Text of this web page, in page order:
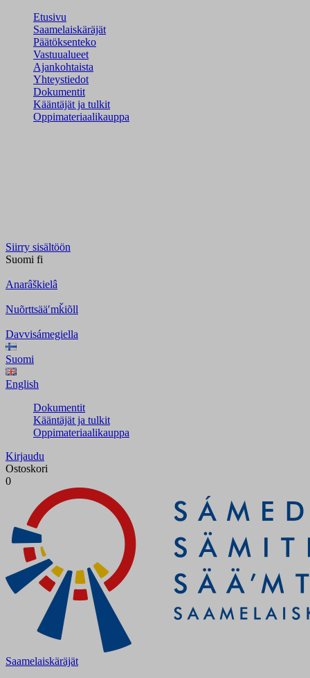
Etusivu
Saamelaiskäräjät
Päätöksenteko
Vastuualueet
Ajankohtaista
Yhteystiedot
Dokumentit
Kääntäjät ja tulkit
Oppimateriaalikauppa
Siirry sisältöön
Suomi fi
Anarâškielâ
Nuõrttsääʹmǩiõll
Davvisámegiella
Suomi
English
Dokumentit
Kääntäjät ja tulkit
Oppimateriaalikauppa
Kirjaudu
Ostoskori
0
Saamelaiskäräjät